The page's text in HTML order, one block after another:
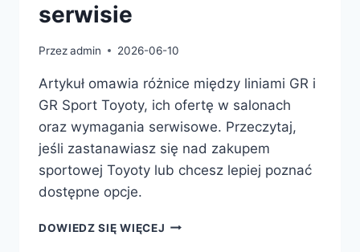
serwisie
Przezadmin 2026-06-10
Artykuł omawia różnice między liniami GR i
GR Sport Toyoty, ich ofertę w salonach
oraz wymagania serwisowe. Przeczytaj,
jeśli zastanawiasz się nad zakupem
sportowej Toyoty lub chcesz lepiej poznać
dostępne opcje.
DOWIEDZ SIĘ WIĘCEJ TOYOTA